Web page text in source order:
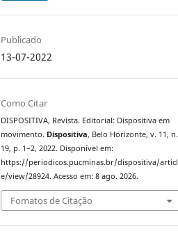
Publicado
13-07-2022
Como Citar
DISPOSITIVA, Revista. Editorial: Dispositiva em
movimento. Dispositiva, Belo Horizonte, v. 11, n.
19, p. 1–2, 2022. Disponível em:
https://periodicos.pucminas.br/dispositiva/articl
e/view/28924. Acesso em: 8 ago. 2026.
Fomatos de Citação